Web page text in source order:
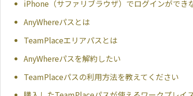
iPhone（サファリブラウザ）でログインができ
AnyWhereパスとは
TeamPlaceエリアパスとは
AnyWhereパスを解約したい
TeamPlaceパスの利用方法を教えてください